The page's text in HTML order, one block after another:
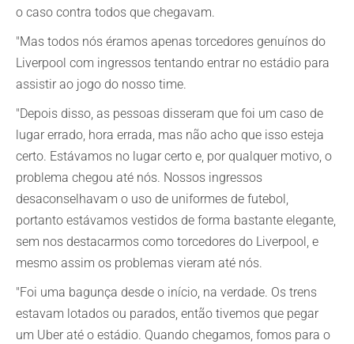
o caso contra todos que chegavam.
"Mas todos nós éramos apenas torcedores genuínos do
Liverpool com ingressos tentando entrar no estádio para
assistir ao jogo do nosso time.
"Depois disso, as pessoas disseram que foi um caso de
lugar errado, hora errada, mas não acho que isso esteja
certo. Estávamos no lugar certo e, por qualquer motivo, o
problema chegou até nós. Nossos ingressos
desaconselhavam o uso de uniformes de futebol,
portanto estávamos vestidos de forma bastante elegante,
sem nos destacarmos como torcedores do Liverpool, e
mesmo assim os problemas vieram até nós.
"Foi uma bagunça desde o início, na verdade. Os trens
estavam lotados ou parados, então tivemos que pegar
um Uber até o estádio. Quando chegamos, fomos para o